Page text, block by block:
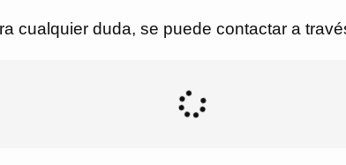
cualquier duda, se puede contactar a